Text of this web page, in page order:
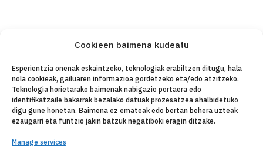
Cookieen baimena kudeatu
Esperientzia onenak eskaintzeko, teknologiak erabiltzen ditugu, hala
nola cookieak, gailuaren informazioa gordetzeko eta/edo atzitzeko.
Teknologia horietarako baimenak nabigazio portaera edo
identifikatzaile bakarrak bezalako datuak prozesatzea ahalbidetuko
digu gune honetan. Baimena ez emateak edo bertan behera uzteak
ezaugarri eta funtzio jakin batzuk negatiboki eragin ditzake.
Manage services